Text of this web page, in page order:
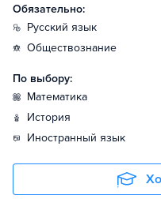
Обязательно:
русский язык
обществознание
По выбору:
математика
история
иностранный язык